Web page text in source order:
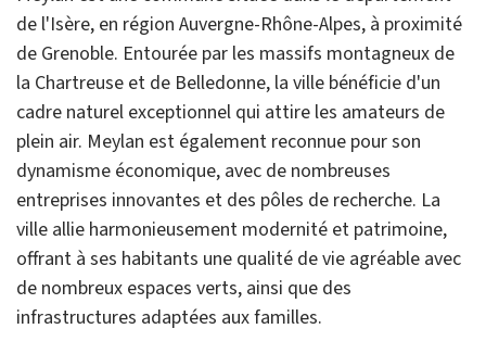
de l'Isère, en région Auvergne-Rhône-Alpes, à proximité
de Grenoble. Entourée par les massifs montagneux de
la Chartreuse et de Belledonne, la ville bénéficie d'un
cadre naturel exceptionnel qui attire les amateurs de
plein air. Meylan est également reconnue pour son
dynamisme économique, avec de nombreuses
entreprises innovantes et des pôles de recherche. La
ville allie harmonieusement modernité et patrimoine,
offrant à ses habitants une qualité de vie agréable avec
de nombreux espaces verts, ainsi que des
infrastructures adaptées aux familles.